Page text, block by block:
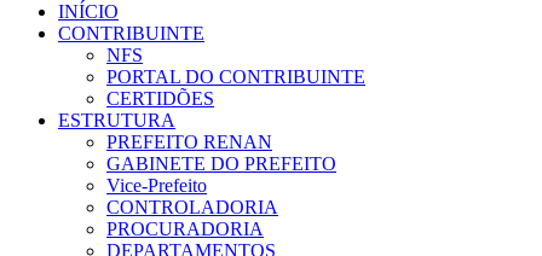
INÍCIO
CONTRIBUINTE
NFS
PORTAL DO CONTRIBUINTE
CERTIDÕES
ESTRUTURA
PREFEITO RENAN
GABINETE DO PREFEITO
Vice-Prefeito
CONTROLADORIA
PROCURADORIA
DEPARTAMENTOS